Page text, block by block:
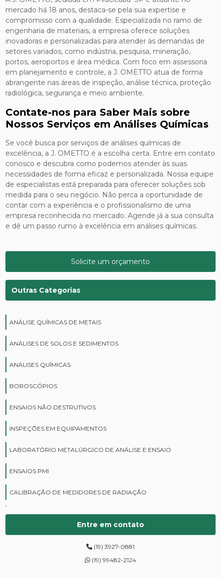
mercado há 18 anos, destaca-se pela sua expertise e
compromisso com a qualidade. Especializada no ramo de
engenharia de materiais, a empresa oferece soluções
inovadoras e personalizadas para atender às demandas de
setores variados, como indústria, pesquisa, mineração,
portos, aeroportos e área médica. Com foco em assessoria
em planejamento e controle, a J. OMETTO atua de forma
abrangente nas áreas de inspeção, análise técnica, proteção
radiológica, segurança e meio ambiente.
Contate-nos para Saber Mais sobre
Nossos Serviços em Análises Químicas
Se você busca por serviços de análises químicas de
excelência, a J. OMETTO é a escolha certa. Entre em contato
conosco e descubra como podemos atender às suas
necessidades de forma eficaz e personalizada. Nossa equipe
de especialistas está preparada para oferecer soluções sob
medida para o seu negócio. Não perca a oportunidade de
contar com a experiência e o profissionalismo de uma
empresa reconhecida no mercado. Agende já a sua consulta
e dê um passo rumo à excelência em análises químicas.
Solicite um orçamento
Outras Categorias
ANÁLISE QUÍMICAS DE METAIS
ANÁLISES DE SOLOS E SEDIMENTOS
ANÁLISES QUÍMICAS
BOROSCÓPIOS
ENSAIOS NÃO DESTRUTIVOS
INSPEÇÕES EM EQUIPAMENTOS
LABORATÓRIO METALÚRGICO DE ANÁLISE E ENSAIO
ENSAIOS PMI
CALIBRAÇÃO DE MEDIDORES DE RADIAÇÃO
CURSOS DE PROTEÇÃO RADIOLÓGICA
DIGITALIZAÇÃO DE FILMES RADIOGRÁFICOS
ENSAIOS DE DUREZA DE CAMPO
Entre em contato
(19) 3927-0881
(19) 99482-2124